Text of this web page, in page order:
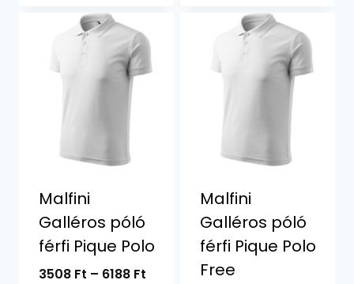
Malfini
Galléros póló
férfi Pique Polo
3508 Ft – 6188 FtÁrtartomány:
Malfini
Galléros póló
férfi Pique Polo
Free